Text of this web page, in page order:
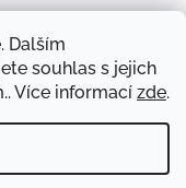
Dalším
souhlas s jejich
Více informací zde.